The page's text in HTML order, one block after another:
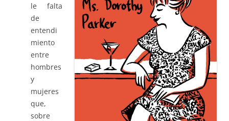
le falta
de
entendi
miento
entre
hombres
y
mujeres
que,
sobre